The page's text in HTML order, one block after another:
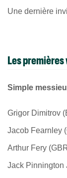
Une dernière
Les
Simple
Grigor Dimitrov
Jacob Fearnley
Arthur Fery
Jack Pinnington